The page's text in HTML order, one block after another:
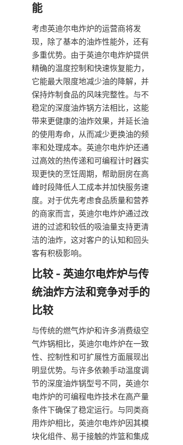
考虑英迪尔电炸炉的运营商将发
现，除了基本的油炸性能外，还有
多重优势。由于英迪尔电炸炉提供
精确的温度控制和快速恢复能力，
它能最大限度地减少油的降解，并
保持炸制食品的风味完整性。与不
稳定的深度油炸锅方法相比，这能
带来更健康的油炸效果，并延长油
的使用寿命，从而减少更换油的频
率和处理成本。英迪尔电炸炉还通
过高效的热传递和可编程计时器实
现更快的烹饪周期，帮助厨房在高
峰时段降低人工成本并加快服务速
度。对于优先考虑食品质量和营养
的商家而言，英迪尔电炸炉通过改
进的过滤和较低的吸油量支持更清
洁的油炸，这对客户的认知和回头
客有积极影响。
比较 - 英迪尔电炸炉与传
统油炸方法和竞争对手的
与传统的燃气炸炉和许多消费级空
气炸锅相比，英迪尔电炸炉在一致
性、控制性和可扩展性方面展现出
明显优势。与许多依赖手动温度调
节的深度油炸锅型号不同，英迪尔
电炸炉的可编程电炸技术在高产量
条件下确保了稳定运行。与同类商
用炸炉相比，英迪尔电炸炉因其模
块化组件、易于接触的炸篮和集成